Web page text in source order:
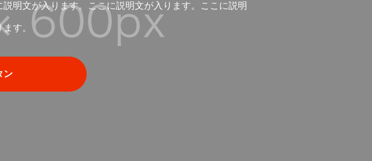
明文が入ります。ここに説明文が入ります。ここに説明
す。
ン